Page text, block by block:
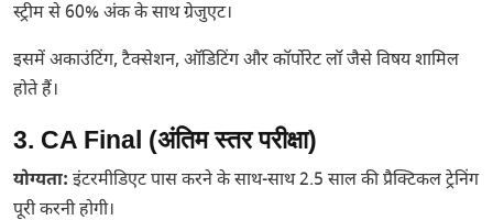
स्ट्रीम से 60% अंक के साथ ग्रेजुएट।
इसमें अकाउंटिंग, टैक्सेशन, ऑडिटिंग और कॉर्पोरेट लॉ जैसे विषय शामिल
होते हैं।
3. CA Final (अंतिम स्तर परीक्षा)
योग्यता: इंटरमीडिएट पास करने के साथ-साथ 2.5 साल की प्रैक्टिकल ट्रेनिंग
पूरी करनी होगी।